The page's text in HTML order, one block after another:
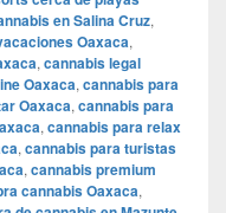
en Salina Cruz,
Oaxaca,
, cannabis legal
Oaxaca, cannabis para
Oaxaca, cannabis para
, cannabis para relax
, cannabis para turistas
, cannabis premium
cannabis Oaxaca,